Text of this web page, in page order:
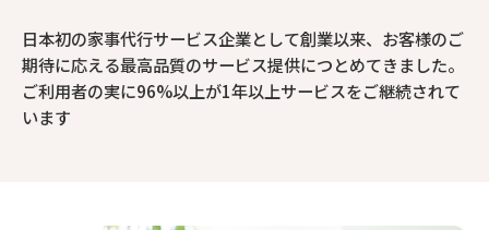
日本初の家事代行サービス企業として創業以来、お客様のご
期待に応える最高品質のサービス提供につとめてきました。
ご利用者の実に96%以上が1年以上サービスをご継続されて
います